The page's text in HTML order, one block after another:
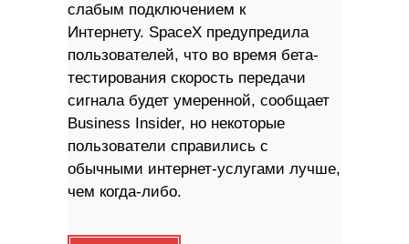
слабым подключением к
Интернету. SpaceX предупредила
пользователей, что во время бета-
тестирования скорость передачи
сигнала будет умеренной, сообщает
Business Insider, но некоторые
пользователи справились с
обычными интернет-услугами лучше,
чем когда-либо.